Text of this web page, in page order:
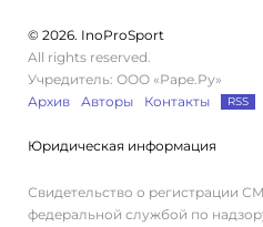
© 2026. InoProSport
All rights reserved.
Учредитель: ООО «Раре.Ру»
Архив
Авторы Контакты RSS
Юридическая информация
Свидетельство о регистрации
федеральной службой по